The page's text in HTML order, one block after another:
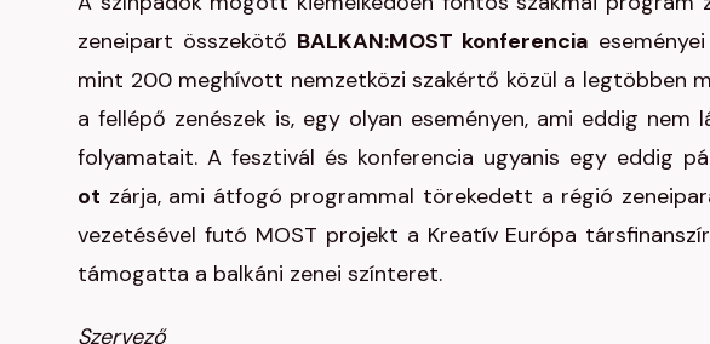
zeneipart összekötő BALKAN:MOST konferencia
mint 200 meghívott nemzetközi szakértő közül a legtöbben
a fellépő zenészek is, egy olyan eseményen, ami eddig
folyamatait. A fesztivál és konferencia ugyanis egy eddig
ot zárja, ami átfogó programmal törekedett a régió
vezetésével futó MOST projekt a Kreatív Európa
támogatta a balkáni zenei színteret.
Szervező